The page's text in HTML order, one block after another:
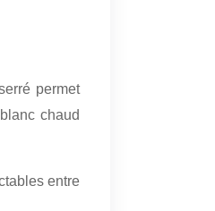
permet
chaud
entre